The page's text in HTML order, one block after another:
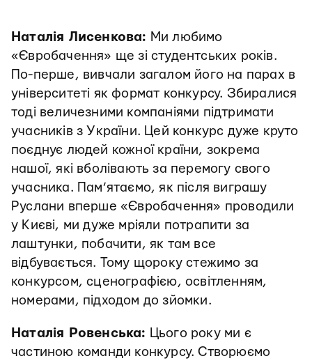
Наталія Лисенкова: Ми любимо
«Євробачення» ще зі студентських років.
По-перше, вивчали загалом його на парах в
університеті як формат конкурсу. Збиралися
тоді величезними компаніями підтримати
учасників з України. Цей конкурс дуже круто
поєднує людей кожної країни, зокрема
нашої, які вболівають за перемогу свого
учасника. Пам’ятаємо, як після виграшу
Руслани вперше «Євробачення» проводили
у Києві, ми дуже мріяли потрапити за
лаштунки, побачити, як там все
відбувається. Тому щороку стежимо за
конкурсом, сценографією, освітленням,
номерами, підходом до зйомки.
Наталія Ровенська: Цього року ми є
частиною команди конкурсу. Створюємо